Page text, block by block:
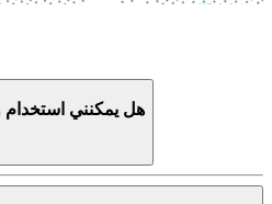
هل يمكنني استخدام